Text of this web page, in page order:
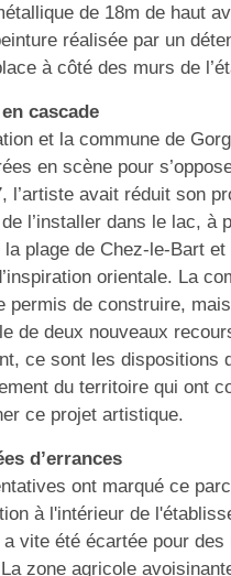
de 18m de haut
réalisée par un
à côté des murs de
cascade
et la commune de
en scène pour
l’artiste avait réduit son
l’installer dans le lac, à
la plage de Chez-le-Bart ​et
orientale. La
permis de construire,
de deux nouveaux
ce sont les dispositions
du territoire qui ont
ce projet artistique.
d’errances
ont marqué ce
à l'intérieur de
a vite été écartée pour des
zone agricole